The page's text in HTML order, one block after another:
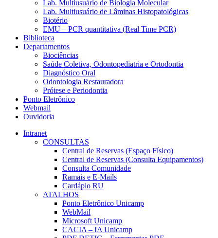
Lab. Multiusuário de Biologia Molecular
Lab. Multiusuário de Lâminas Histopatológicas
Biotério
EMU – PCR quantitativa (Real Time PCR)
Biblioteca
Departamentos
Biociências
Saúde Coletiva, Odontopediatria e Ortodontia
Diagnóstico Oral
Odontologia Restauradora
Prótese e Periodontia
Ponto Eletrônico
Webmail
Ouvidoria
Intranet
CONSULTAS
Central de Reservas (Espaço Físico)
Central de Reservas (Consulta Equipamentos)
Consulta Comunidade
Ramais e E-Mails
Cardápio RU
ATALHOS
Ponto Eletrônico Unicamp
WebMail
Microsoft Unicamp
CACIA – IA Unicamp